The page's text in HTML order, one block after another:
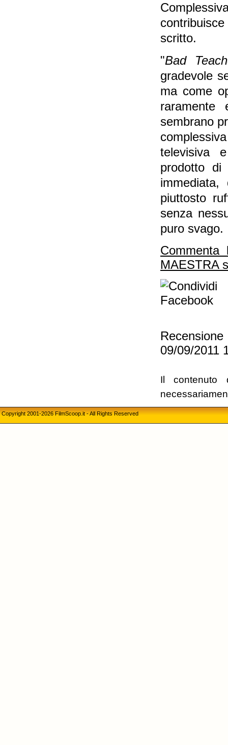
scritto.
"Bad
gradevole
ma come
sembrano
televisiva
prodotto di
piuttosto
senza
puro svago.
Commenta
MAESTRA
09/09/2011
Il contenuto
Copyright 2001-2026 FilmScoop.it - All Rights Reserved